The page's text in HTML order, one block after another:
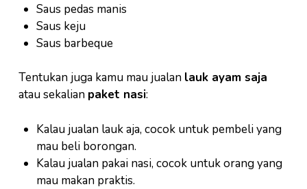
Saus pedas manis
Saus keju
Saus barbeque
Tentukan juga kamu mau jualan lauk ayam saja
atau sekalian paket nasi:
Kalau jualan lauk aja, cocok untuk pembeli yang
mau beli borongan.
Kalau jualan pakai nasi, cocok untuk orang yang
mau makan praktis.